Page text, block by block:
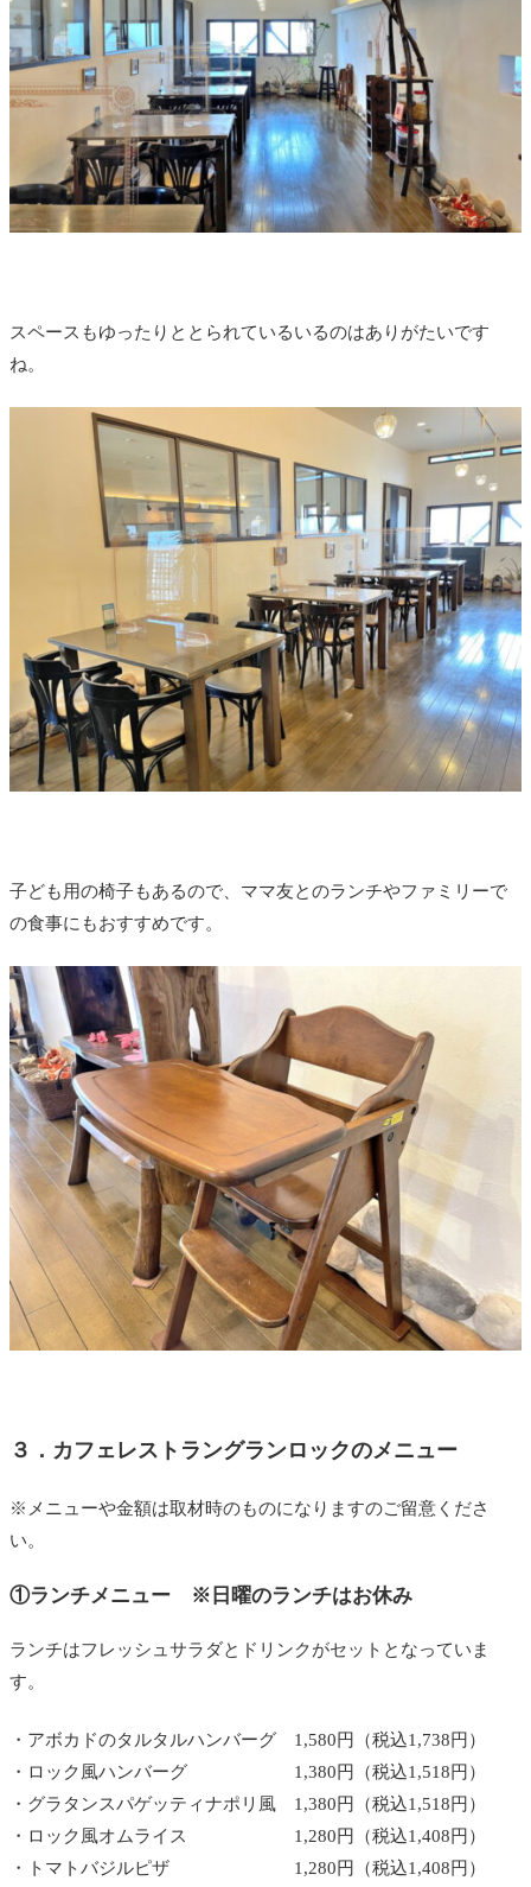
スペースもゆったりととられているいるのはありがたいです
ね。
子ども用の椅子もあるので、ママ友とのランチやファミリーで
の食事にもおすすめです。
３．カフェレストラングランロックのメニュー
※メニューや金額は取材時のものになりますのご留意くださ
い。
①ランチメニュー ※日曜のランチはお休み
ランチはフレッシュサラダとドリンクがセットとなっていま
す。
・アボカドのタルタルハンバーグ 1,580円（税込1,738円）
・ロック風ハンバーグ 1,380円（税込1,518円）
・グラタンスパゲッティナポリ風 1,380円（税込1,518円）
・ロック風オムライス 1,280円（税込1,408円）
・トマトバジルピザ 1,280円（税込1,408円）